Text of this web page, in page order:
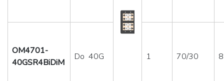
OM4701-
40GSR4BiDiM
Do 40G 1 70/30